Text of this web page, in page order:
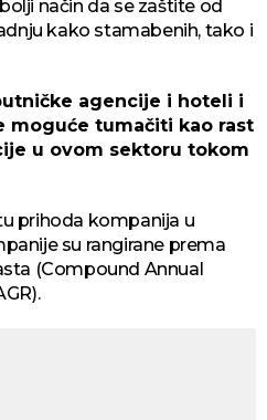
način da se zaštite od
kako stamabenih, tako i
agencije i hoteli i
moguće tumačiti kao rast
u ovom sektoru tokom
prihoda kompanija u
su rangirane prema
(Compound Annual